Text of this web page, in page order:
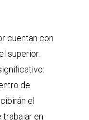
cuentan con
superior.
de
el
en